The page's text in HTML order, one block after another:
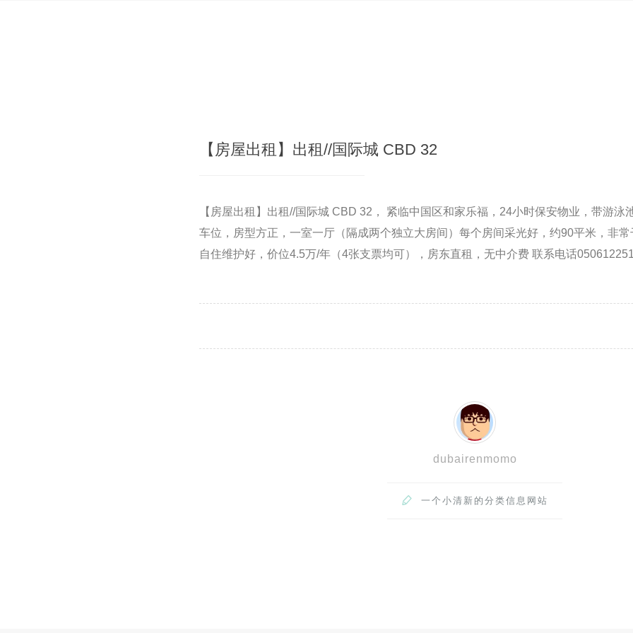
【房屋出租】出租//国际城 CBD 32
【房屋出租】出租//国际城 CBD 32， 紧临中国区和家乐福，24小时保安物业，带游泳
车位，房型方正，一室一厅（隔成两个独立大房间）每个房间采光好，约90平米，非常
自住维护好，价位4.5万/年（4张支票均可），房东直租，无中介费 联系电话
dubairenmomo
 一个小清新的分类信息网站